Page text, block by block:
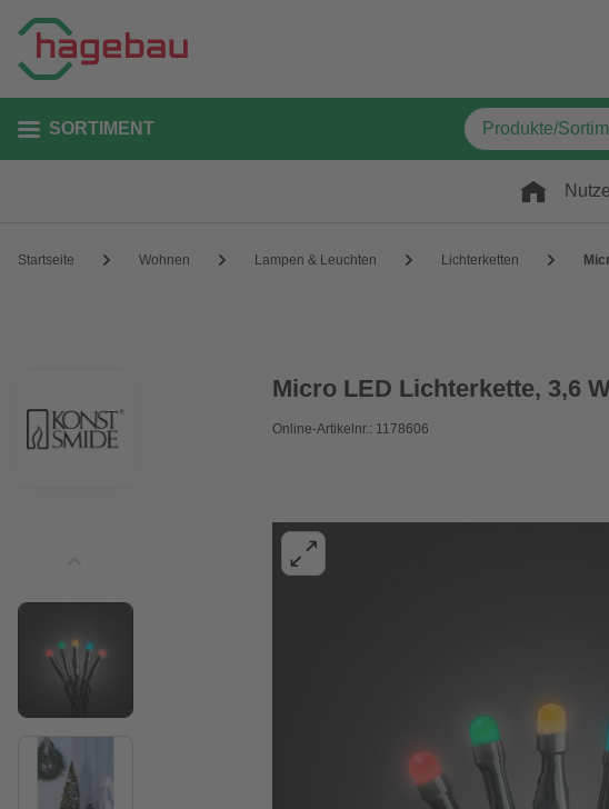
SORTIMENT
Startseite Wohnen Lampen & Leuchten Lichterketten
Micro LED Lichterkette, 3,6
Online-Artikelnr.: 1178606